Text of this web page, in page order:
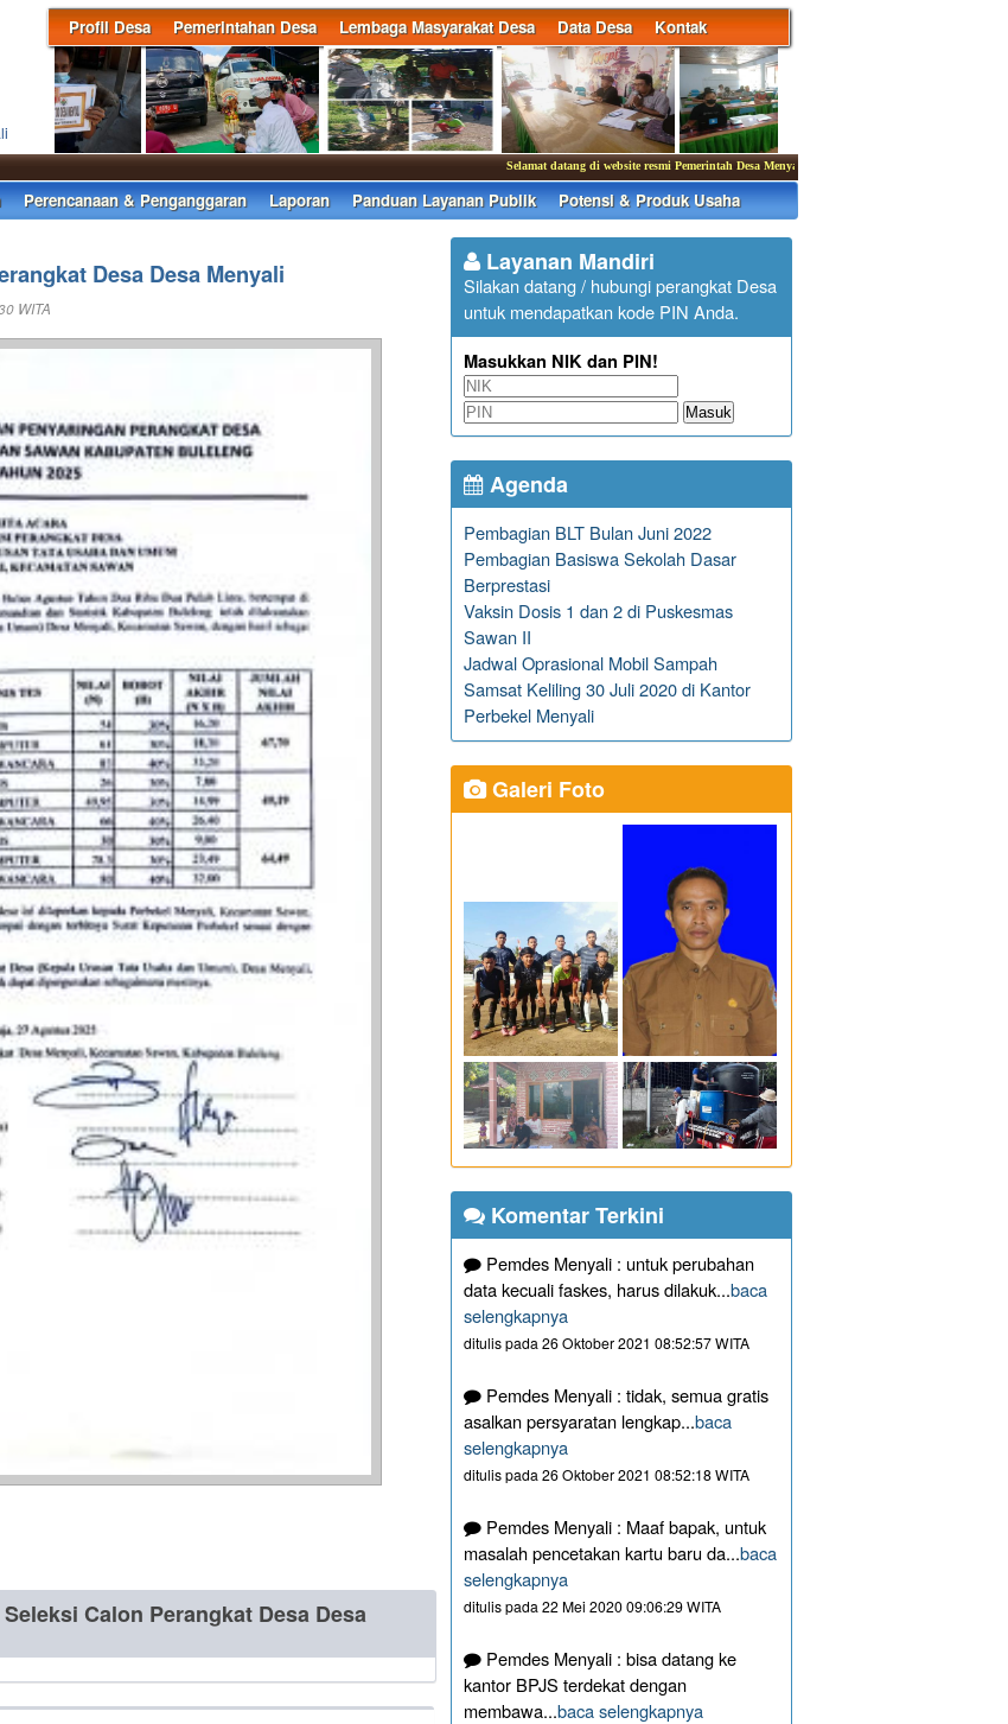
Profil Desa Pemerintahan Desa Lembaga Masyarakat Desa Data Desa Kontak
Selamat datang di website resmi Pemerintah Desa Menyali : menyali-buleleng.desa.id
Perencanaan & Penganggaran Laporan Panduan Layanan Publik Potensi & Produk Usaha
Desa Desa Menyali
WITA
Calon Perangkat Desa Desa
Layanan Mandiri
Silakan datang / hubungi perangkat Desa
untuk mendapatkan kode PIN Anda.
Masukkan NIK dan PIN!
Masuk
Agenda
Pembagian BLT Bulan Juni 2022
Pembagian Basiswa Sekolah Dasar
Berprestasi
Vaksin Dosis 1 dan 2 di Puskesmas
Sawan II
Jadwal Oprasional Mobil Sampah
Samsat Keliling 30 Juli 2020 di Kantor
Perbekel Menyali
Galeri Foto
Komentar Terkini
Pemdes Menyali : untuk perubahan
data kecuali faskes, harus dilakuk...baca
selengkapnya
ditulis pada 26 Oktober 2021 08:52:57 WITA
Pemdes Menyali : tidak, semua gratis
asalkan persyaratan lengkap...baca
selengkapnya
ditulis pada 26 Oktober 2021 08:52:18 WITA
Pemdes Menyali : Maaf bapak, untuk
masalah pencetakan kartu baru da...baca
selengkapnya
ditulis pada 22 Mei 2020 09:06:29 WITA
Pemdes Menyali : bisa datang ke
kantor BPJS terdekat dengan
membawa...baca selengkapnya